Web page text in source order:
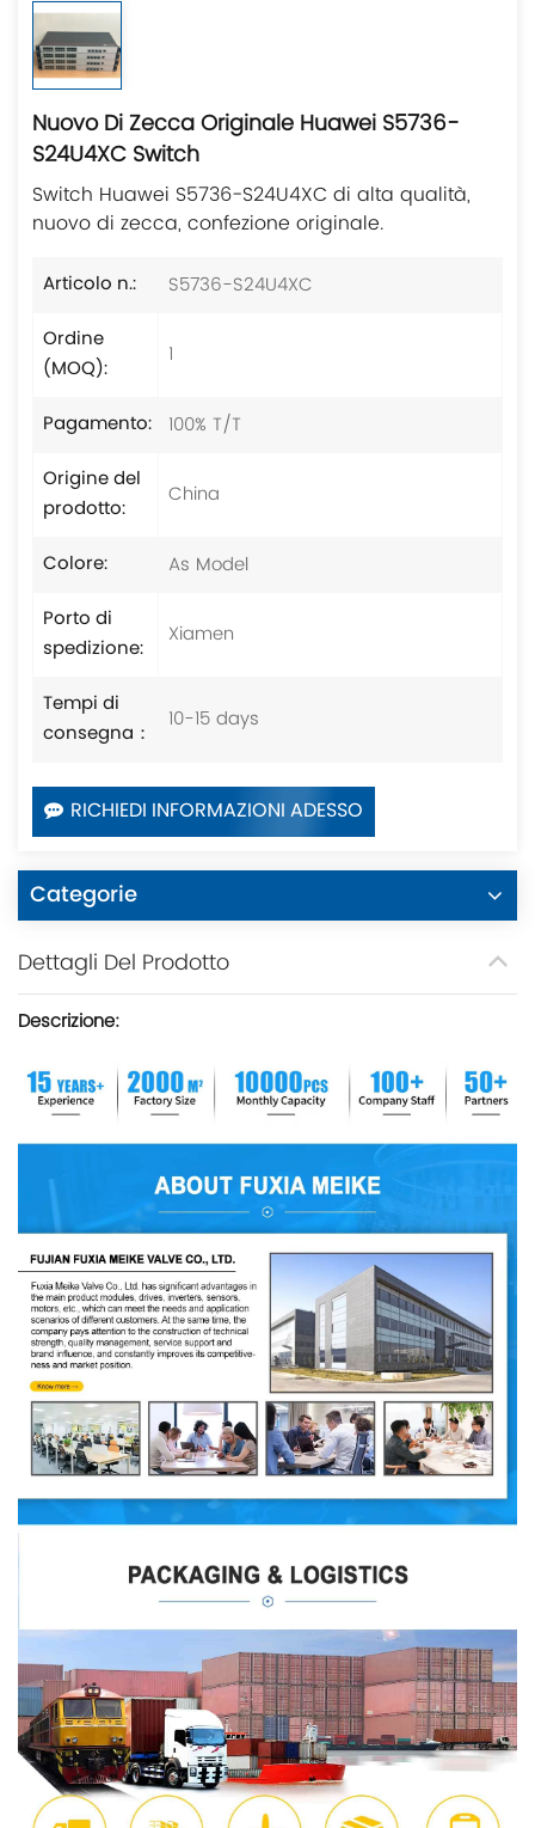
Nuovo Di Zecca Originale Huawei S5736-
S24U4XC Switch
Switch Huawei S5736-S24U4XC di alta qualità,
nuovo di zecca, confezione originale.
Articolo n.:
S5736-S24U4XC
Ordine
(MOQ):
1
Pagamento: 100% T/T
Origine del
prodotto:
China
Colore:
As Model
Porto di
spedizione:
Xiamen
Tempi di
consegna：
10-15 days
RICHIEDI INFORMAZIONI ADESSO
Categorie
Dettagli Del Prodotto
Descrizione: